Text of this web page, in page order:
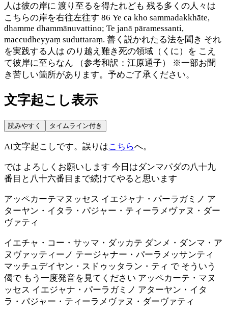
人は彼の岸に 渡り至るを得たれども 残る多くの人々は
こちらの岸を右往左往す 86 Ye ca kho sammadakkhāte,
dhamme dhammānuvattino; Te janā pāramessanti,
maccudheyyaṃ suduttaraṃ. 善く説かれたる法を聞き それ
を実践する人は のり越え難き死の領域（くに）を こえ
て彼岸に至らなん （参考和訳：江原通子） ※一部お聞
き苦しい箇所があります。予めご了承ください。
文字起こし表示
読みやすく タイムライン付き
AI文字起こしです。誤りはこちらへ。
では よろしくお願いします 今日はダンマパダの八十九
番目と八十六番目まで続けてやると思います
アッペカーテマヌッセス イエジャナ・パーラガミノ ア
ターヤン・イタラ・パジャー・ティーラメヴァヌ・ダー
ヴァティ
イエチャ・コー・サッマ・ダッカテ ダンメ・ダンマ・ア
ヌヴァッティーノ テージャナー・パーラメッサンティ
マッチュデイヤン・スドゥッタラン・ティ で そういう
偈で もう一度発音を見てください アッペカーテ・マヌ
ッセス イエジャナ・パーラガミノ アターヤン・イタ
ラ・パジャー・ティーラメヴァヌ・ダーヴァティ